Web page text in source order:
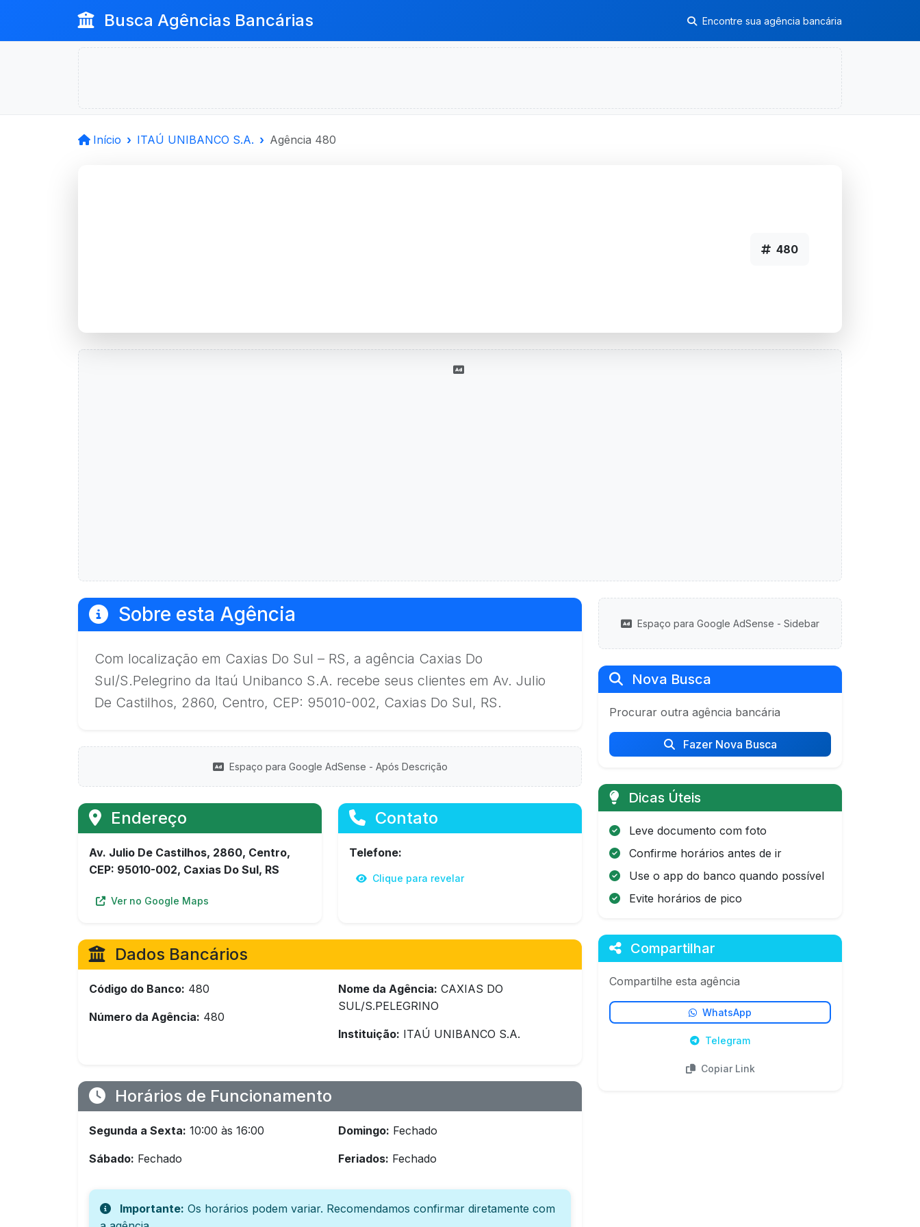
Busca Agências Bancárias Encontre sua agência bancária
Início ITAÚ UNIBANCO S.A. Agência 480
480
Sobre esta Agência
Com localização em Caxias Do Sul – RS, a agência Caxias Do
Sul/S.Pelegrino da Itaú Unibanco S.A. recebe seus clientes em Av. Julio
De Castilhos, 2860, Centro, CEP: 95010-002, Caxias Do Sul, RS.
Espaço para Google AdSense - Após Descrição
Endereço
Av. Julio De Castilhos, 2860, Centro,
CEP: 95010-002, Caxias Do Sul, RS
Ver no Google Maps
Contato
Telefone:
Clique para revelar
Dados Bancários
Código do Banco: 480
Número da Agência: 480
Nome da Agência: CAXIAS DO
SUL/S.PELEGRINO
Instituição: ITAÚ UNIBANCO S.A.
Horários de Funcionamento
Segunda a Sexta: 10:00 às 16:00
Sábado: Fechado
Domingo: Fechado
Feriados: Fechado
Importante: Os horários podem variar. Recomendamos confirmar diretamente com
Espaço para Google AdSense - Sidebar
Nova Busca
Procurar outra agência bancária
Fazer Nova Busca
Dicas Úteis
Leve documento com foto
Confirme horários antes de ir
Use o app do banco quando possível
Evite horários de pico
Compartilhar
Compartilhe esta agência
WhatsApp
Telegram
Copiar Link